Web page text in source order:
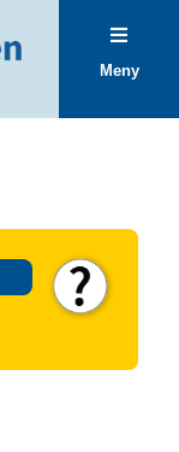
Meny